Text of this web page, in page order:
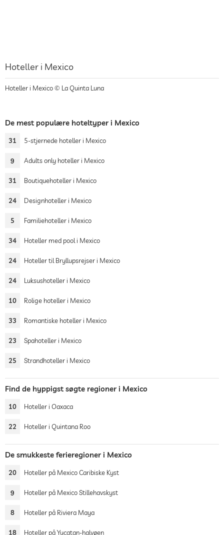
Hoteller i Mexico
Hoteller i Mexico © La Quinta Luna
De mest populære hoteltyper i Mexico
31 5-stjernede hoteller i Mexico
9 Adults only hoteller i Mexico
31 Boutiquehoteller i Mexico
24 Designhoteller i Mexico
5 Familiehoteller i Mexico
34 Hoteller med pool i Mexico
24 Hoteller til Bryllupsrejser i Mexico
24 Luksushoteller i Mexico
10 Rolige hoteller i Mexico
33 Romantiske hoteller i Mexico
23 Spahoteller i Mexico
25 Strandhoteller i Mexico
Find de hyppigst søgte regioner i Mexico
10 Hoteller i Oaxaca
22 Hoteller i Quintana Roo
De smukkeste ferieregioner i Mexico
20 Hoteller på Mexico Caribiske Kyst
9 Hoteller på Mexico Stillehavskyst
8 Hoteller på Riviera Maya
18 Hoteller på Yucatan-halvøen